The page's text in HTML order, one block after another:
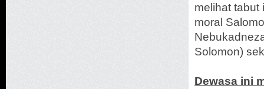
melihat tabut
moral
Solomon)
Dewasa ini